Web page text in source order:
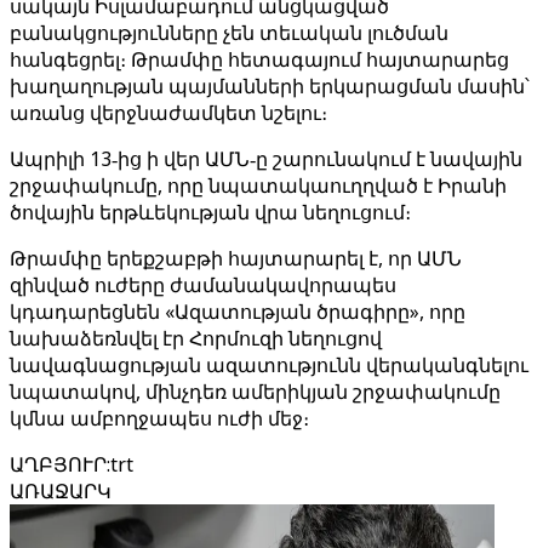
սակայն Իսլամաբադում անցկացված
բանակցությունները չեն տեւական լուծման
հանգեցրել։ Թրամփը հետագայում հայտարարեց
խաղաղության պայմանների երկարացման մասին՝
առանց վերջնաժամկետ նշելու։
Ապրիլի 13‑ից ի վեր ԱՄՆ‑ը շարունակում է նավային
շրջափակումը, որը նպատակաուղղված է Իրանի
ծովային երթևեկության վրա նեղուցում։
Թրամփը երեքշաբթի հայտարարել է, որ ԱՄՆ
զինված ուժերը ժամանակավորապես
կդադարեցնեն «Ազատության ծրագիրը», որը
նախաձեռնվել էր Հորմուզի նեղուցով
նավագնացության ազատությունն վերականգնելու
նպատակով, մինչդեռ ամերիկյան շրջափակումը
կմնա ամբողջապես ուժի մեջ։
ԱՂԲՅՈՒՐ:trt
ԱՌԱՋԱՐԿ